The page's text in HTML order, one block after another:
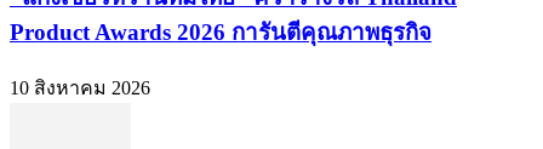
Product Awards 2026 การันตีคุณภาพธุรกิจ
10 สิงหาคม 2026